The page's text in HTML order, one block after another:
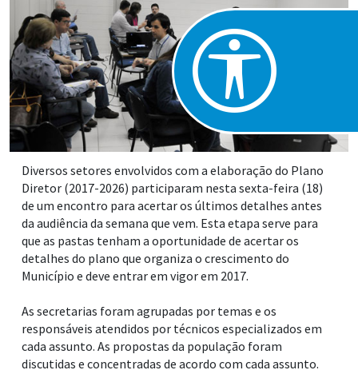
Diversos setores envolvidos com a elaboração do Plano
Diretor (2017-2026) participaram nesta sexta-feira (18)
de um encontro para acertar os últimos detalhes antes
da audiência da semana que vem. Esta etapa serve para
que as pastas tenham a oportunidade de acertar os
detalhes do plano que organiza o crescimento do
Município e deve entrar em vigor em 2017.
As secretarias foram agrupadas por temas e os
responsáveis atendidos por técnicos especializados em
cada assunto. As propostas da população foram
discutidas e concentradas de acordo com cada assunto.